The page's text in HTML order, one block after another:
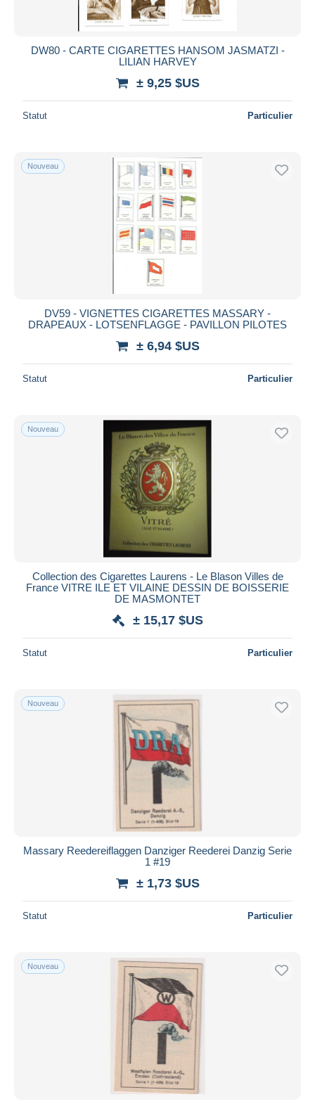
DW80 - CARTE CIGARETTES HANSOM JASMATZI -
LILIAN HARVEY
± 9,25 $US
Statut Particulier
Nouveau
DV59 - VIGNETTES CIGARETTES MASSARY -
DRAPEAUX - LOTSENFLAGGE - PAVILLON PILOTES
± 6,94 $US
Statut Particulier
Nouveau
Collection des Cigarettes Laurens - Le Blason Villes de
France VITRE ILE ET VILAINE DESSIN DE BOISSERIE
DE MASMONTET
± 15,17 $US
Statut Particulier
Nouveau
Massary Reedereiflaggen Danziger Reederei Danzig Serie
1 #19
± 1,73 $US
Statut Particulier
Nouveau